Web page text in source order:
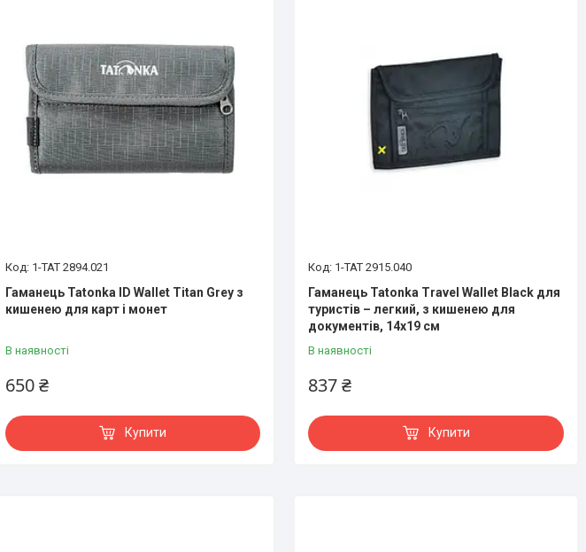
1-TAT 2894.021
Гаманець Tatonka ID Wallet Titan Grey з
кишенею для карт і монет
В наявності
650 ₴
Купити
1-TAT 2915.040
Гаманець Tatonka Travel Wallet Black для
туристів – легкий, з кишенею для
документів, 14х19 см
В наявності
837 ₴
Купити